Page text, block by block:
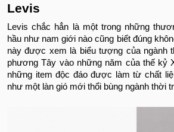
Levis
Levis chắc hẳn là một trong những
hầu như nam giới nào cũng biết đúng
này được xem là biểu tượng của ngành
phương Tây vào những năm của thế kỷ
những item độc đáo được làm từ chất
như một làn gió mới thổi bùng ngành thời